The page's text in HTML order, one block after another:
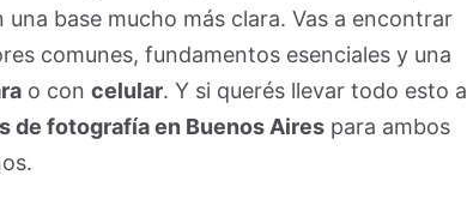
base mucho más clara. Vas a encontrar
comunes, fundamentos esenciales y una
o con celular. Y si querés llevar todo esto a
de fotografía en Buenos Airespara ambos